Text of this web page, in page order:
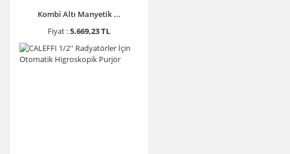
Kombi Altı Manyetik ...
Fiyat :5.669,23 TL